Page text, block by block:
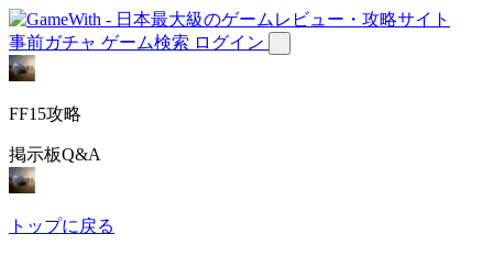
事前ガチャ ゲーム検索 ログイン
FF15攻略
掲示板Q&A
トップに戻る